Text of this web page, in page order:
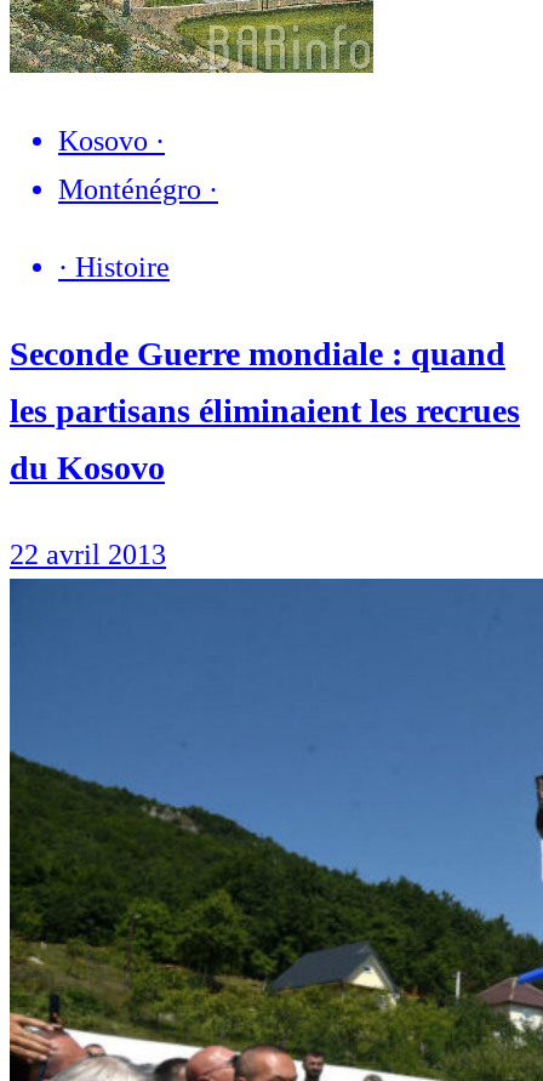
Kosovo ·
Monténégro ·
· Histoire
Seconde Guerre mondiale : quand
les partisans éliminaient les recrues
du Kosovo
22 avril 2013